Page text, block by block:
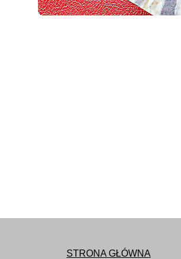
STRONA GŁÓWNA